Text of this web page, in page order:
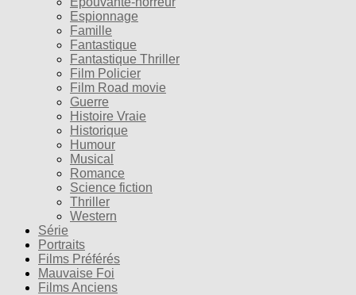
Espionnage
Famille
Fantastique
Fantastique Thriller
Film Policier
Film Road movie
Guerre
Histoire Vraie
Historique
Humour
Musical
Romance
Science fiction
Thriller
Western
Série
Portraits
Films Préférés
Mauvaise Foi
Films Anciens